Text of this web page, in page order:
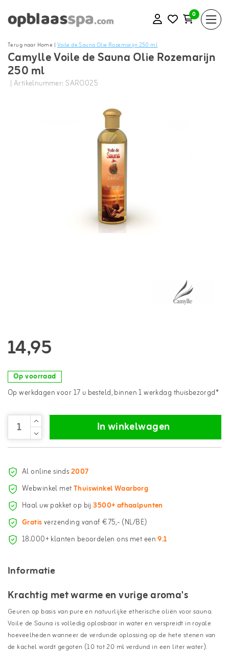
0
Terug naar Home |Voile de Sauna Olie Rozemarijn 250 ml
Camylle Voile de Sauna Olie Rozemarijn
250 ml
| Artikelnummer: SARO025
14,95
Op voorraad
Op werkdagen voor 17 u besteld, binnen 1 werkdag thuisbezorgd*
In winkelwagen
Al online sinds2007
Webwinkel metThuiswinkel Waarborg
Haal uw pakket op bij3500+ afhaalpunten
Gratisverzending vanaf €75,- (NL/BE)
18.000+ klanten beoordelen ons met een9.1
Informatie
Krachtig met warme en vurige aroma's
Geuren op basis van pure en natuurlijke etherische oliën voor sauna.
Voile de Sauna is volledig oplosbaar in water en verspreidt in royale
hoeveelheden wanneer de verdunde oplossing op de hete stenen van
de kachel wordt gegoten (10 tot 20 ml verdund in een liter water).